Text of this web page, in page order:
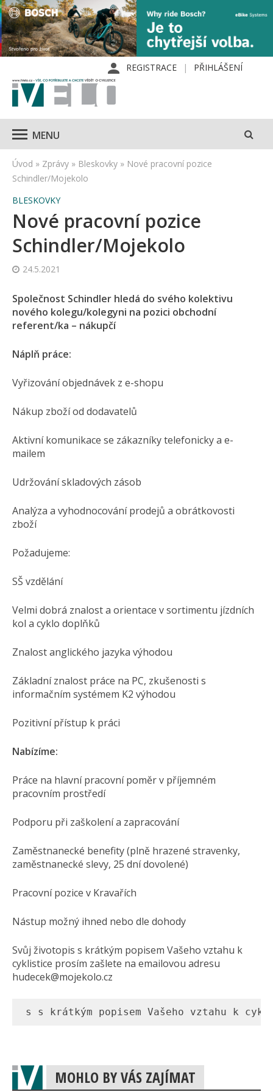
REGISTRACE PŘIHLÁŠENÍ
MENU
Úvod » Zprávy » Bleskovky » Nové pracovní pozice
Schindler/Mojekolo
BLESKOVKY
Nové pracovní pozice
Schindler/Mojekolo
24.5.2021
Společnost Schindler hledá do svého kolektivu
nového kolegu/kolegyni na pozici obchodní
referent/ka – nákupčí
Náplň práce:
Vyřizování objednávek z e-shopu
Nákup zboží od dodavatelů
Aktivní komunikace se zákazníky telefonicky a e-
mailem
Udržování skladových zásob
Analýza a vyhodnocování prodejů a obrátkovosti
zboží
Požadujeme:
SŠ vzdělání
Velmi dobrá znalost a orientace v sortimentu jízdních
kol a cyklo doplňků
Znalost anglického jazyka výhodou
Základní znalost práce na PC, zkušenosti s
informačním systémem K2 výhodou
Pozitivní přístup k práci
Nabízíme:
Práce na hlavní pracovní poměr v příjemném
pracovním prostředí
Podporu při zaškolení a zapracování
Zaměstnanecké benefity (plně hrazené stravenky,
zaměstnanecké slevy, 25 dní dovolené)
Pracovní pozice v Kravařích
Nástup možný ihned nebo dle dohody
Svůj životopis s krátkým popisem Vašeho vztahu k
cyklistice prosím zašlete na emailovou adresu
hudecek@mojekolo.cz
s s krátkým popisem Vašeho vztahu k
MOHLO BY VÁS ZAJÍMAT